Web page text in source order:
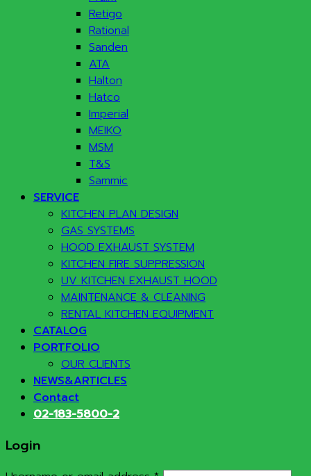
Retigo
Rational
Sanden
ATA
Halton
Hatco
Imperial
MEIKO
MSM
T&S
Sammic
SERVICE
KITCHEN PLAN DESIGN
GAS SYSTEMS
HOOD EXHAUST SYSTEM
KITCHEN FIRE SUPPRESSION
UV KITCHEN EXHAUST HOOD
MAINTENANCE & CLEANING
RENTAL KITCHEN EQUIPMENT
CATALOG
PORTFOLIO
OUR CLIENTS
NEWS&ARTICLES
Contact
02-183-5800-2
Login